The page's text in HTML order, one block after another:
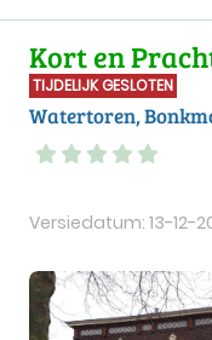
Kort en
TIJDELIJK GESLOTEN
Watertoren,
Versiedatum: 13-12-